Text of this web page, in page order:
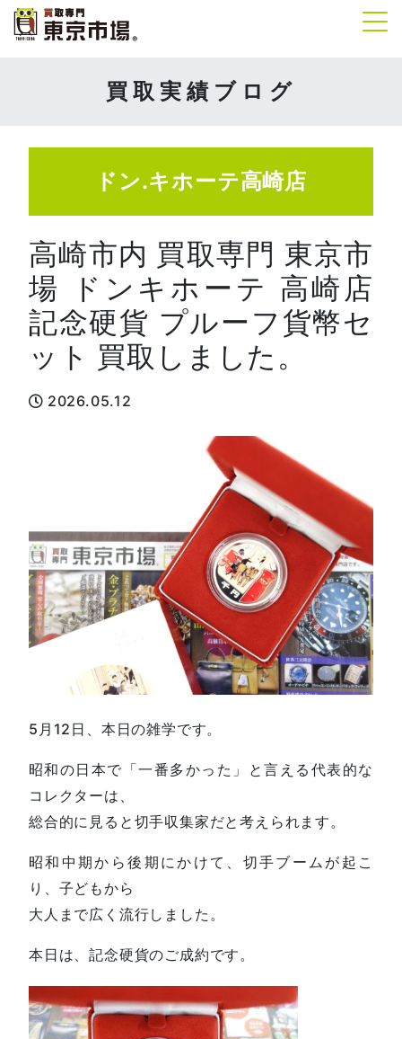
買取実績ブログ
ドン.キホーテ高崎店
高崎市内 買取専門 東京市
場 ドンキホーテ 高崎店
記念硬貨 プルーフ貨幣セ
ット 買取しました。
2026.05.12
5月12日、本日の雑学です。
昭和の日本で「一番多かった」と言える代表的な
コレクターは、
総合的に見ると切手収集家だと考えられます。
昭和中期から後期にかけて、切手ブームが起こ
り、子どもから
大人まで広く流行しました。
本日は、記念硬貨のご成約です。